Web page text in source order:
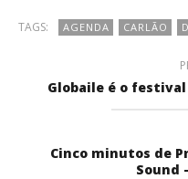
TAGS: AGENDA CARLÃO
Globaile é o
Cinco minutos de
Sound